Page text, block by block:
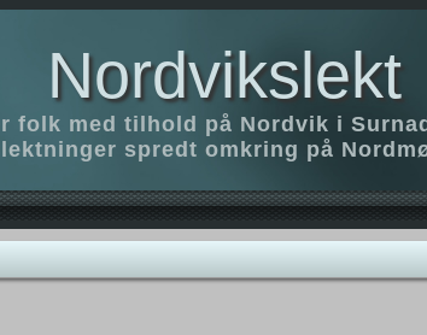
Nordvikslekt
folk med tilhold på Nordvik i
spredt omkring på